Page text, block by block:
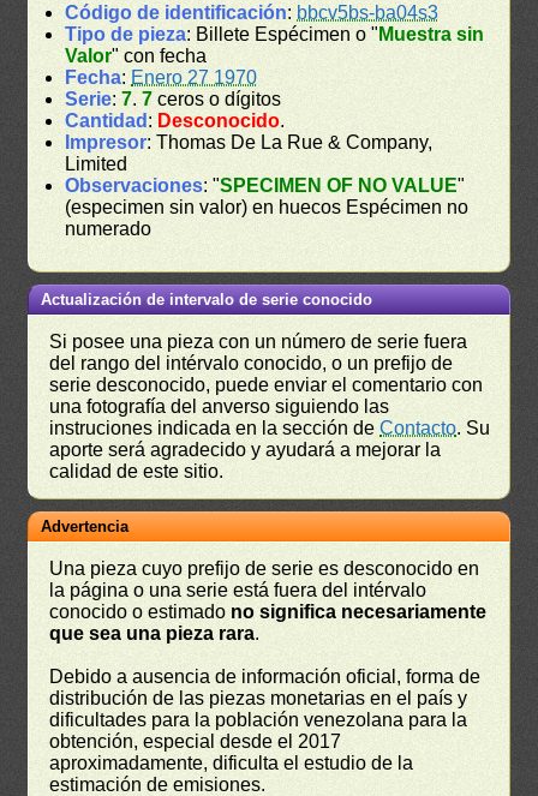
Código de identificación: bbcv5bs-ba04s3
Tipo de pieza: Billete Espécimen o " Muestra sin
Valor" con fecha
Fecha: Enero 27 1970
Serie:7.7 ceros o dígitos
Cantidad : Desconocido.
Impresor: Thomas De La Rue & Company,
Limited
Observaciones: "SPECIMEN OF NO VALUE"
(especimen sin valor) en huecos Espécimen no
numerado
Actualización de intervalo de serie conocido
Si posee una pieza con un número de serie fuera
del rango del intérvalo conocido, o un prefijo de
serie desconocido, puede enviar el comentario con
una fotografía del anverso siguiendo las
instruciones indicada en la sección deContacto. Su
aporte será agradecido y ayudará a mejorar la
calidad de este sitio.
Advertencia
Una pieza cuyo prefijo de serie es desconocido en
la página o una serie está fuera del intérvalo
conocido o estimado no significa necesariamente
que sea una pieza rara.
Debido a ausencia de información oficial, forma de
distribución de las piezas monetarias en el país y
dificultades para la población venezolana para la
obtención, especial desde el 2017
aproximadamente, dificulta el estudio de la
estimación de emisiones.